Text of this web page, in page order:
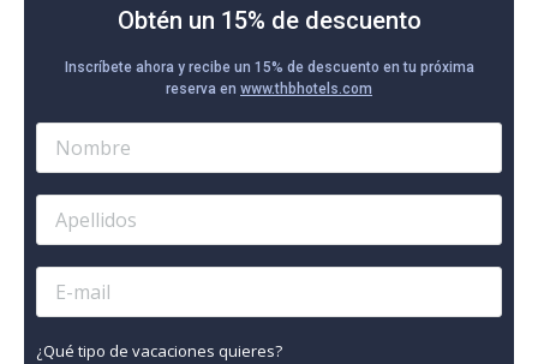
Obtén un 15% de descuento
Inscríbete ahora y recibe un 15% de descuento en tu próxima
reserva en www.thbhotels.com
¿Qué tipo de vacaciones quieres?